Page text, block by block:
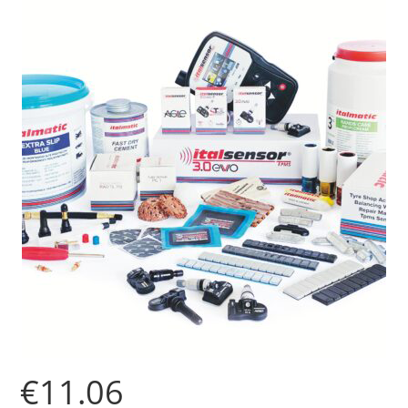
€11.06